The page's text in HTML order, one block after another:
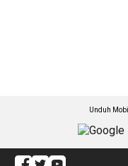
Unduh